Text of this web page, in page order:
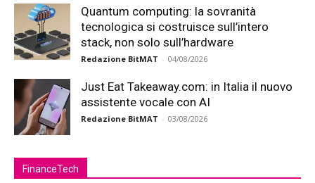
Quantum computing: la sovranità
tecnologica si costruisce sull’intero
stack, non solo sull’hardware
Redazione BitMAT - 04/08/2026
Just Eat Takeaway.com: in Italia il nuovo
assistente vocale con AI
Redazione BitMAT - 03/08/2026
FinanceTech